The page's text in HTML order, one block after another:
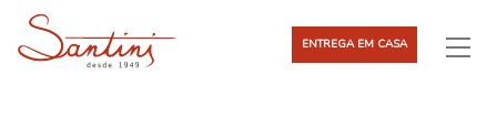
ENTREGA EM CASA